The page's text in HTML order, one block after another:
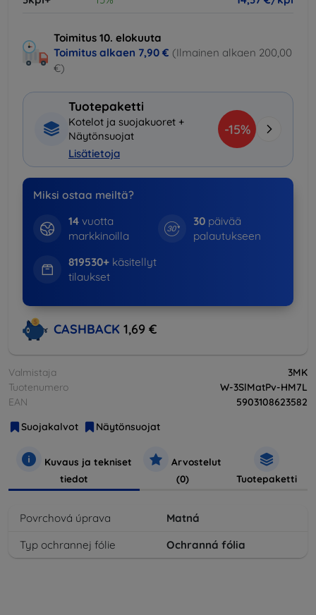
Toimitus 10. elokuuta
Toimitus alkaen 7,90 € (Ilmainen alkaen 200,00
€)
Tuotepaketti
Kotelot ja suojakuoret +
Näytönsuojat
Lisätietoja
-15%
Miksi ostaa meiltä?
14vuotta
markkinoilla
30 päivää
palautukseen
819530+käsitellyt
tilaukset
CASHBACK 1,69 €
Valmistaja
3MK
Tuotenumero
W-3SlMatPv-HM7L
EAN
5903108623582
Suojakalvot
Näytönsuojat
Kuvaus ja tekniset
tiedot
Arvostelut
(0)
Tuotepaketti
Povrchová úprava
Matná
Typ ochrannej fólie
Ochranná fólia